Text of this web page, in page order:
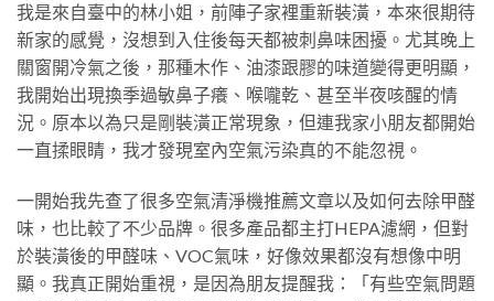
我是來自臺中的林小姐，前陣子家裡重新裝潢，本來很期待
新家的感覺，沒想到入住後每天都被刺鼻味困擾。尤其晚上
關窗開冷氣之後，那種木作、油漆跟膠的味道變得更明顯，
我開始出現換季過敏鼻子癢、喉嚨乾、甚至半夜咳醒的情
況。原本以為只是剛裝潢正常現象，但連我家小朋友都開始
一直揉眼睛，我才發現室內空氣污染真的不能忽視。
一開始我先查了很多空氣清淨機推薦文章以及如何去除甲醛
味，也比較了不少品牌。很多產品都主打HEPA濾網，但對
於裝潢後的甲醛味、VOC氣味，好像效果都沒有想像中明
顯。我真正開始重視，是因為朋友提醒我：「有些空氣問題